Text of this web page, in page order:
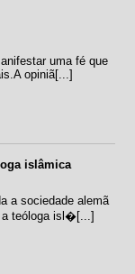
uma fé que
opiniã[...]
islâmica
a sociedade alemã
a teóloga isl�[...]